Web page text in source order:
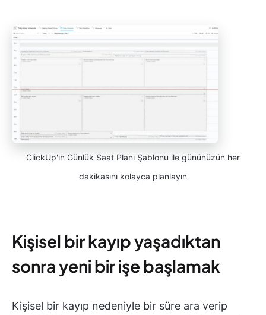
ClickUp'ın Günlük Saat Planı Şablonu ile gününüzün her
dakikasını kolayca planlayın
Kişisel bir kayıp yaşadıktan
sonra yeni bir işe başlamak
Kişisel bir kayıp nedeniyle bir süre ara verip